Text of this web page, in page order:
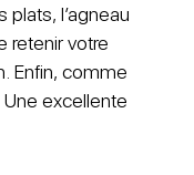
l’agneau
retenir votre
Enfin, comme
excellente